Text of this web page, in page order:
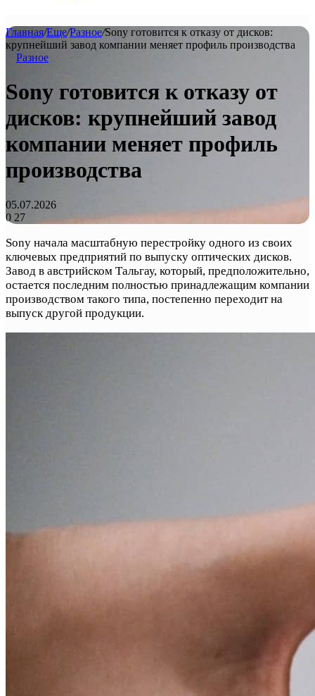
Главная/Еще/Разное/Sony готовится к отказу от дисков:
крупнейший завод компании меняет профиль производства
Разное
Sony готовится к отказу от
дисков: крупнейший завод
компании меняет профиль
производства
05.07.2026
0 27
Sony начала масштабную перестройку одного из своих
ключевых предприятий по выпуску оптических дисков.
Завод в австрийском Тальгау, который, предположительно,
остается последним полностью принадлежащим компании
производством такого типа, постепенно переходит на
выпуск другой продукции.